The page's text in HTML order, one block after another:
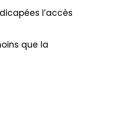
l’accès
que la